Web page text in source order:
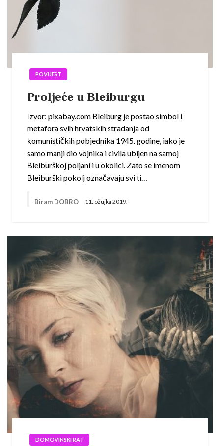
POVIJEST
Proljeće u Bleiburgu
Izvor: pixabay.com Bleiburg je postao simbol i
metafora svih hrvatskih stradanja od
komunističkih pobjednika 1945. godine, iako je
samo manji dio vojnika i civila ubijen na samoj
Bleiburškoj poljani i u okolici. Zato se imenom
Bleiburški pokolj označavaju svi ti…
Biram DOBRO 11. ožujka 2019.
DOMOVINSKI RAT